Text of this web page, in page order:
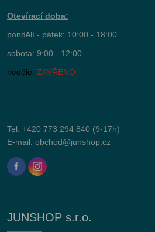
Otevírací doba:
pondělí - pátek: 10:00 - 18:00
sobota: 9:00 - 12:00
neděle: ZAVŘENO
Tel: +420 773 294 840 (9-17h)
E-mail: obchod@junshop.cz
JUNSHOP s.r.o.